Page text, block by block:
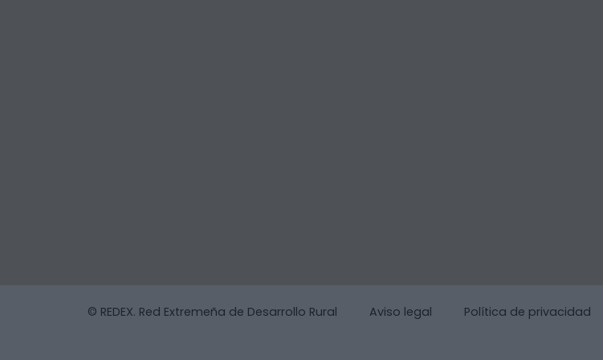
© REDEX. Red Extremeña de Desarrollo Rural Aviso legal Política de privacidad